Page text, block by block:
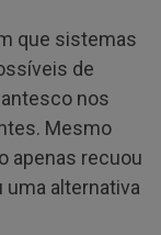
que sistemas
de
nos
Mesmo
apenas recuou
uma alternativa